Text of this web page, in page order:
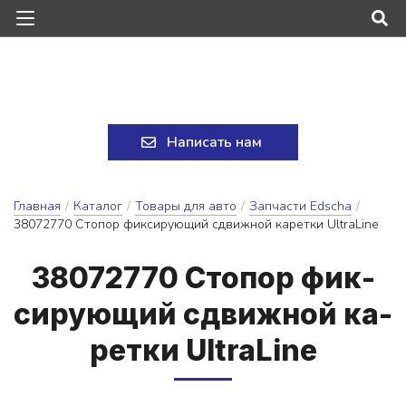
Написать нам
Главная / Каталог / Товары для авто / Запчасти Edscha /
38072770 Стопор фиксирующий сдвижной каретки UltraLine
38072770 Сто­пор фик­
си­ру­ю­щий сдвиж­ной ка­
рет­ки UltraLine